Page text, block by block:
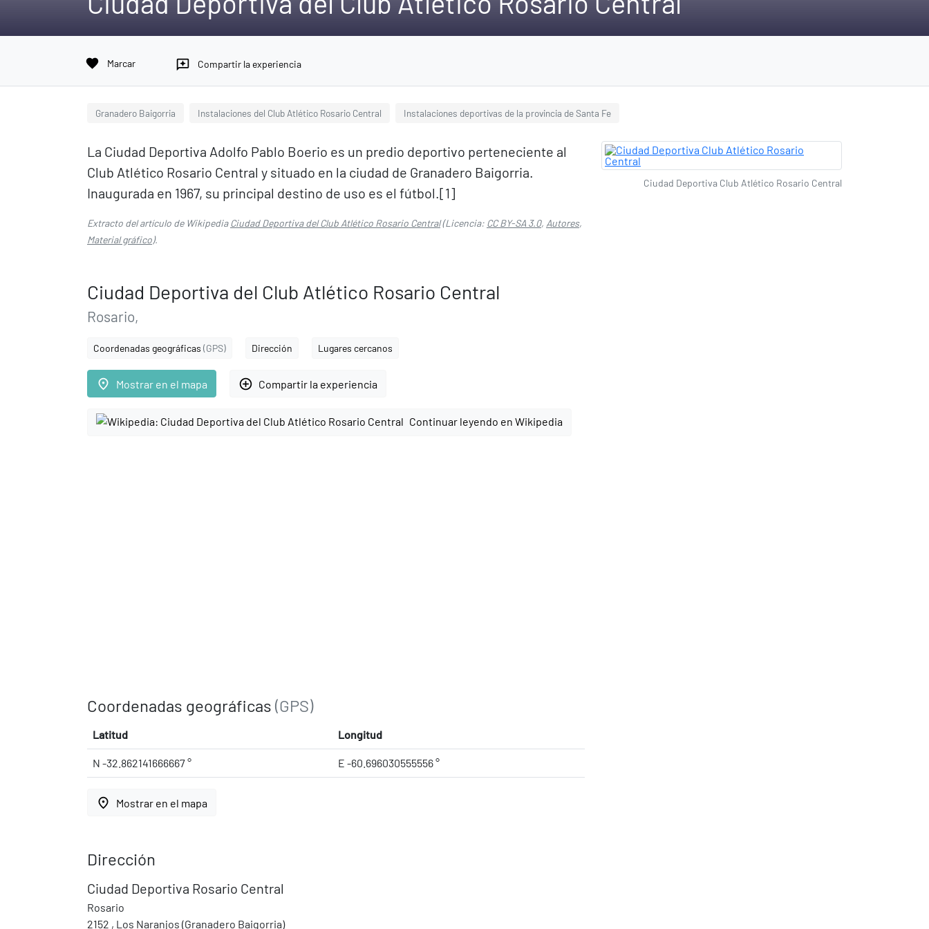
favorite Marcar reviews Compartir la experiencia
Granadero Baigorria Instalaciones del Club Atlético Rosario Central Instalaciones deportivas de la provincia de Santa Fe
La Ciudad Deportiva Adolfo Pablo Boerio es un predio deportivo perteneciente al
Club Atlético Rosario Central y situado en la ciudad de Granadero Baigorria.
Inaugurada en 1967, su principal destino de uso es el fútbol.[1]​
Extracto del artículo de WikipediaCiudad Deportiva del Club Atlético Rosario Central(Licencia: CC BY-SA 3.0, Autores,
Material gráfico).
Ciudad Deportiva del Club Atlético Rosario Central
Rosario,
Coordenadas geográficas (GPS) Dirección Lugares cercanos
place Mostrar en el mapa add_circle_outline Compartir la experiencia
Continuar leyendo en Wikipedia
Coordenadas geográficas (GPS)
Latitud Longitud
N -32.862141666667 ° E -60.696030555556 °
place Mostrar en el mapa
Dirección
Ciudad Deportiva Rosario Central
Rosario
2152 , Los Naranjos (Granadero Baigorria)
Ciudad Deportiva Club Atlético Rosario Central